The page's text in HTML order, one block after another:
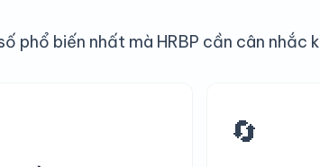
phổ biến nhất mà HRBP cần cân nhắc
🔄